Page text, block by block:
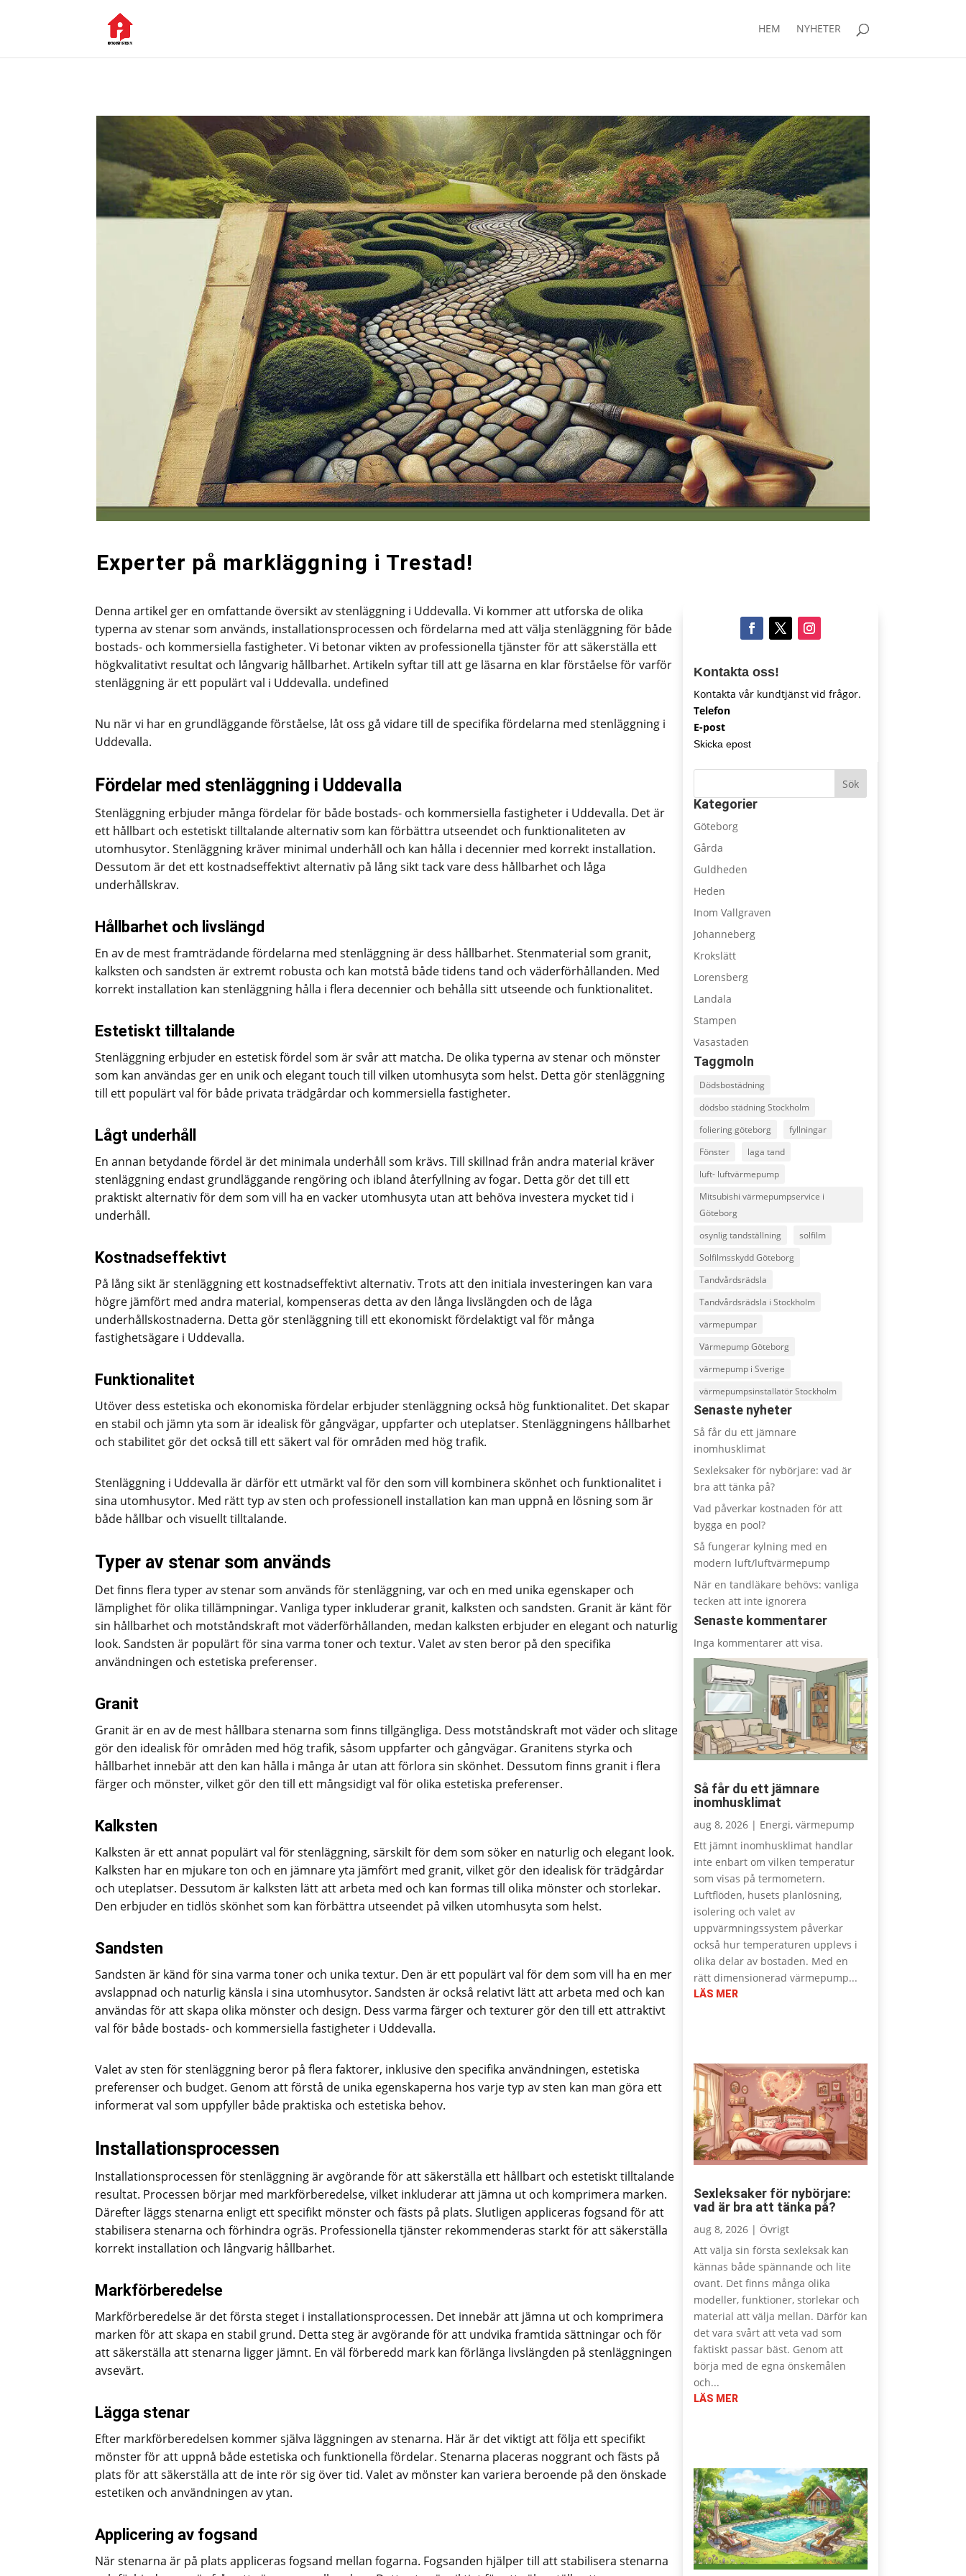
HEM NYHETER
Experter på markläggning i Trestad!
Denna artikel ger en omfattande översikt av stenläggning i Uddevalla. Vi kommer att utforska de olika
typerna av stenar som används, installationsprocessen och fördelarna med att välja stenläggning för både
bostads- och kommersiella fastigheter. Vi betonar vikten av professionella tjänster för att säkerställa ett
högkvalitativt resultat och långvarig hållbarhet. Artikeln syftar till att ge läsarna en klar förståelse för varför
stenläggning är ett populärt val i Uddevalla. undefined
Nu när vi har en grundläggande förståelse, låt oss gå vidare till de specifika fördelarna med stenläggning i
Uddevalla.
Fördelar med stenläggning i Uddevalla
Stenläggning erbjuder många fördelar för både bostads- och kommersiella fastigheter i Uddevalla. Det är
ett hållbart och estetiskt tilltalande alternativ som kan förbättra utseendet och funktionaliteten av
utomhusytor. Stenläggning kräver minimal underhåll och kan hålla i decennier med korrekt installation.
Dessutom är det ett kostnadseffektivt alternativ på lång sikt tack vare dess hållbarhet och låga
underhållskrav.
Hållbarhet och livslängd
En av de mest framträdande fördelarna med stenläggning är dess hållbarhet. Stenmaterial som granit,
kalksten och sandsten är extremt robusta och kan motstå både tidens tand och väderförhållanden. Med
korrekt installation kan stenläggning hålla i flera decennier och behålla sitt utseende och funktionalitet.
Estetiskt tilltalande
Stenläggning erbjuder en estetisk fördel som är svår att matcha. De olika typerna av stenar och mönster
som kan användas ger en unik och elegant touch till vilken utomhusyta som helst. Detta gör stenläggning
till ett populärt val för både privata trädgårdar och kommersiella fastigheter.
Lågt underhåll
En annan betydande fördel är det minimala underhåll som krävs. Till skillnad från andra material kräver
stenläggning endast grundläggande rengöring och ibland återfyllning av fogar. Detta gör det till ett
praktiskt alternativ för dem som vill ha en vacker utomhusyta utan att behöva investera mycket tid i
underhåll.
Kostnadseffektivt
På lång sikt är stenläggning ett kostnadseffektivt alternativ. Trots att den initiala investeringen kan vara
högre jämfört med andra material, kompenseras detta av den långa livslängden och de låga
underhållskostnaderna. Detta gör stenläggning till ett ekonomiskt fördelaktigt val för många
fastighetsägare i Uddevalla.
Funktionalitet
Utöver dess estetiska och ekonomiska fördelar erbjuder stenläggning också hög funktionalitet. Det skapar
en stabil och jämn yta som är idealisk för gångvägar, uppfarter och uteplatser. Stenläggningens hållbarhet
och stabilitet gör det också till ett säkert val för områden med hög trafik.
Stenläggning i Uddevalla är därför ett utmärkt val för den som vill kombinera skönhet och funktionalitet i
sina utomhusytor. Med rätt typ av sten och professionell installation kan man uppnå en lösning som är
både hållbar och visuellt tilltalande.
Typer av stenar som används
Det finns flera typer av stenar som används för stenläggning, var och en med unika egenskaper och
lämplighet för olika tillämpningar. Vanliga typer inkluderar granit, kalksten och sandsten. Granit är känt för
sin hållbarhet och motståndskraft mot väderförhållanden, medan kalksten erbjuder en elegant och naturlig
look. Sandsten är populärt för sina varma toner och textur. Valet av sten beror på den specifika
användningen och estetiska preferenser.
Granit
Granit är en av de mest hållbara stenarna som finns tillgängliga. Dess motståndskraft mot väder och slitage
gör den idealisk för områden med hög trafik, såsom uppfarter och gångvägar. Granitens styrka och
hållbarhet innebär att den kan hålla i många år utan att förlora sin skönhet. Dessutom finns granit i flera
färger och mönster, vilket gör den till ett mångsidigt val för olika estetiska preferenser.
Kalksten
Kalksten är ett annat populärt val för stenläggning, särskilt för dem som söker en naturlig och elegant look.
Kalksten har en mjukare ton och en jämnare yta jämfört med granit, vilket gör den idealisk för trädgårdar
och uteplatser. Dessutom är kalksten lätt att arbeta med och kan formas till olika mönster och storlekar.
Den erbjuder en tidlös skönhet som kan förbättra utseendet på vilken utomhusyta som helst.
Sandsten
Sandsten är känd för sina varma toner och unika textur. Den är ett populärt val för dem som vill ha en mer
avslappnad och naturlig känsla i sina utomhusytor. Sandsten är också relativt lätt att arbeta med och kan
användas för att skapa olika mönster och design. Dess varma färger och texturer gör den till ett attraktivt
val för både bostads- och kommersiella fastigheter i Uddevalla.
Valet av sten för stenläggning beror på flera faktorer, inklusive den specifika användningen, estetiska
preferenser och budget. Genom att förstå de unika egenskaperna hos varje typ av sten kan man göra ett
informerat val som uppfyller både praktiska och estetiska behov.
Installationsprocessen
Installationsprocessen för stenläggning är avgörande för att säkerställa ett hållbart och estetiskt tilltalande
resultat. Processen börjar med markförberedelse, vilket inkluderar att jämna ut och komprimera marken.
Därefter läggs stenarna enligt ett specifikt mönster och fästs på plats. Slutligen appliceras fogsand för att
stabilisera stenarna och förhindra ogräs. Professionella tjänster rekommenderas starkt för att säkerställa
korrekt installation och långvarig hållbarhet.
Markförberedelse
Markförberedelse är det första steget i installationsprocessen. Det innebär att jämna ut och komprimera
marken för att skapa en stabil grund. Detta steg är avgörande för att undvika framtida sättningar och för
att säkerställa att stenarna ligger jämnt. En väl förberedd mark kan förlänga livslängden på stenläggningen
avsevärt.
Lägga stenar
Efter markförberedelsen kommer själva läggningen av stenarna. Här är det viktigt att följa ett specifikt
mönster för att uppnå både estetiska och funktionella fördelar. Stenarna placeras noggrant och fästs på
plats för att säkerställa att de inte rör sig över tid. Valet av mönster kan variera beroende på den önskade
estetiken och användningen av ytan.
Applicering av fogsand
När stenarna är på plats appliceras fogsand mellan fogarna. Fogsanden hjälper till att stabilisera stenarna
Kontakta oss!
Kontakta vår kundtjänst vid frågor.
Telefon
E-post
Skicka epost
Sök
Kategorier
Göteborg
Gårda
Guldheden
Heden
Inom Vallgraven
Johanneberg
Krokslätt
Lorensberg
Landala
Stampen
Vasastaden
Taggmoln
Dödsbostädning
dödsbo städning Stockholm
foliering göteborg
fyllningar
Fönster
laga tand
luft- luftvärmepump
Mitsubishi värmepumpservice i
Göteborg
osynlig tandställning
solfilm
Solfilmsskydd Göteborg
Tandvårdsrädsla
Tandvårdsrädsla i Stockholm
värmepumpar
Värmepump Göteborg
värmepump i Sverige
värmepumpsinstallatör Stockholm
Senaste nyheter
Så får du ett jämnare
inomhusklimat
Sexleksaker för nybörjare: vad är
bra att tänka på?
Vad påverkar kostnaden för att
bygga en pool?
Så fungerar kylning med en
modern luft/luftvärmepump
När en tandläkare behövs: vanliga
tecken att inte ignorera
Senaste kommentarer
Inga kommentarer att visa.
Så får du ett jämnare
inomhusklimat
aug 8, 2026| Energi, värmepump
Ett jämnt inomhusklimat handlar
inte enbart om vilken temperatur
som visas på termometern.
Luftflöden, husets planlösning,
isolering och valet av
uppvärmningssystem påverkar
också hur temperaturen upplevs i
olika delar av bostaden. Med en
rätt dimensionerad värmepump...
LÄS MER
Sexleksaker för nybörjare:
vad är bra att tänka på?
aug 8, 2026| Övrigt
Att välja sin första sexleksak kan
kännas både spännande och lite
ovant. Det finns många olika
modeller, funktioner, storlekar och
material att välja mellan. Därför kan
det vara svårt att veta vad som
faktiskt passar bäst. Genom att
börja med de egna önskemålen
och...
LÄS MER